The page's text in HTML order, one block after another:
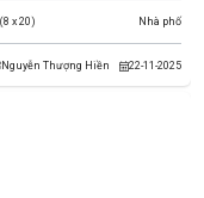
Nhà phố
(8 x 20)
22-11-2025
Nguyễn Thượng Hiền